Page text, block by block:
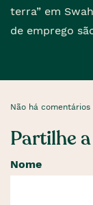
terra” em
de emprego
Não há
Partilhe
Nome